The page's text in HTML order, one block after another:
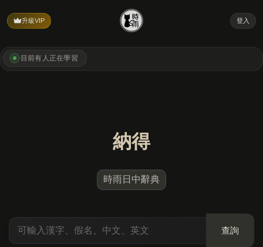
升級VIP 登入
目前有 人正在學習
納得
時雨日中辭典
查詢